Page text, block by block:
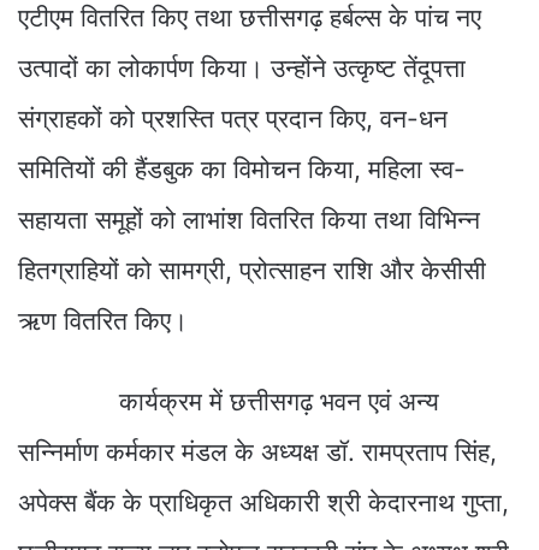
एटीएम वितरित किए तथा छत्तीसगढ़ हर्बल्स के पांच नए
उत्पादों का लोकार्पण किया। उन्होंने उत्कृष्ट तेंदूपत्ता
संग्राहकों को प्रशस्ति पत्र प्रदान किए, वन-धन
समितियों की हैंडबुक का विमोचन किया, महिला स्व-
सहायता समूहों को लाभांश वितरित किया तथा विभिन्न
हितग्राहियों को सामग्री, प्रोत्साहन राशि और केसीसी
ऋण वितरित किए।
कार्यक्रम में छत्तीसगढ़ भवन एवं अन्य
सन्निर्माण कर्मकार मंडल के अध्यक्ष डॉ. रामप्रताप सिंह,
अपेक्स बैंक के प्राधिकृत अधिकारी श्री केदारनाथ गुप्ता,